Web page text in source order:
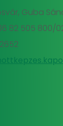
Guba
82 505 800/